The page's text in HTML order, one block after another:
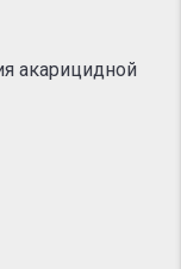
акарицидной